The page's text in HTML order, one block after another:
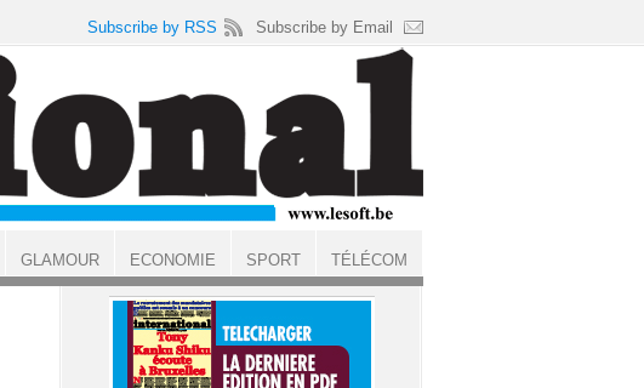
Subscribe by RSS Subscribe by Email
GLAMOUR ECONOMIE SPORT TÉLÉCOM